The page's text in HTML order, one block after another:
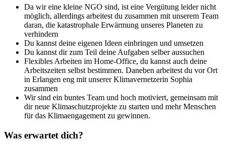
Da wir eine kleine NGO sind, ist eine Vergütung leider nicht
möglich, allerdings arbeitest du zusammen mit unserem Team
daran, die katastrophale Erwärmung unseres Planeten zu
verhindern
Du kannst deine eigenen Ideen einbringen und umsetzen
Du kannst dir zum Teil deine Aufgaben selber aussuchen
Flexibles Arbeiten im Home-Office, du kannst auch deine
Arbeitszeiten selbst bestimmen. Daneben arbeitest du vor Ort
in Erlangen eng mit unserer Klimavernetzerin Sophia
zusammen
Wir sind ein buntes Team und hoch motiviert, gemeinsam mit
dir neue Klimaschutzprojekte zu starten und mehr Menschen
für das Klimaengagement zu gewinnen.
Was erwartet dich?